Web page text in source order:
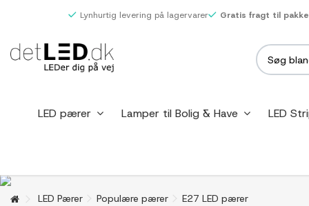
Lynhurtig levering på lagervarer Gratis fragt til
LED pærer Lamper til Bolig & Have LED
LED Pærer Populære pærer E27 LED pærer